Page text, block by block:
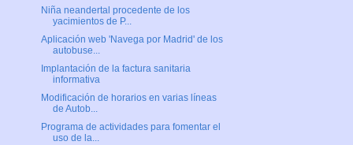
Niña neandertal procedente de los
yacimientos de P...
Aplicación web 'Navega por Madrid' de los
autobuse...
Implantación de la factura sanitaria
informativa
Modificación de horarios en varias líneas
de Autob...
Programa de actividades para fomentar el
uso de la...